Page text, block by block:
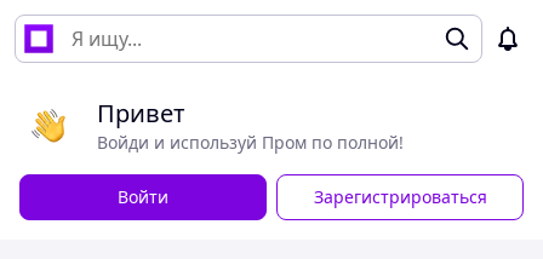
Привет
Войди и используй Пром по полной!
Войти Зарегистрироваться